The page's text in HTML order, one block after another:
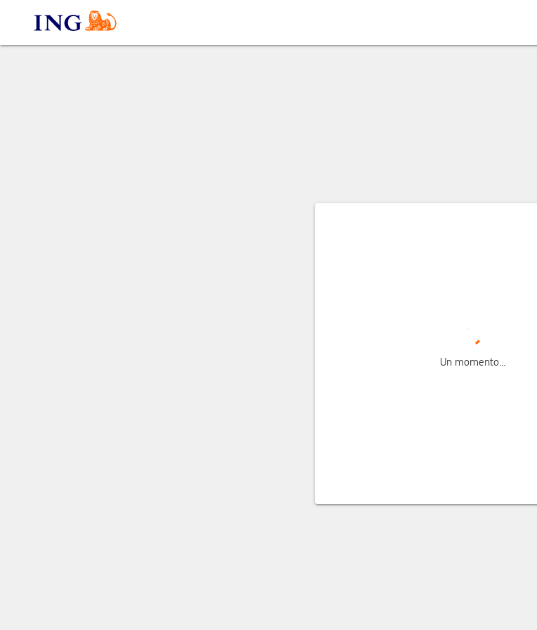
Un momento...